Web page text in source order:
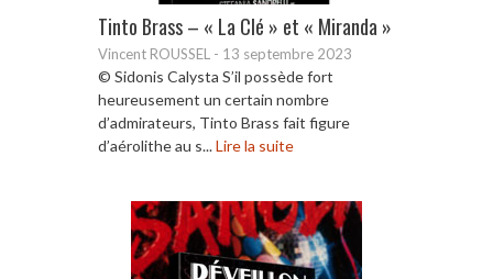
Tinto Brass – « La Clé » et « Miranda »
Vincent ROUSSEL - 13 septembre 2023
© Sidonis Calysta S’il possède fort
heureusement un certain nombre
d’admirateurs, Tinto Brass fait figure
d’aérolithe au s...Lire la suite